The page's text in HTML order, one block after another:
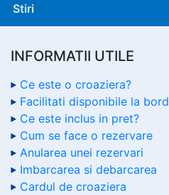
Stiri
INFORMATII UTILE
Ce este o croaziera?
Facilitati disponibile la bord
Ce este inclus in pret?
Cum se face o rezervare
Anularea unei rezervari
Imbarcarea si debarcarea
Cardul de croaziera